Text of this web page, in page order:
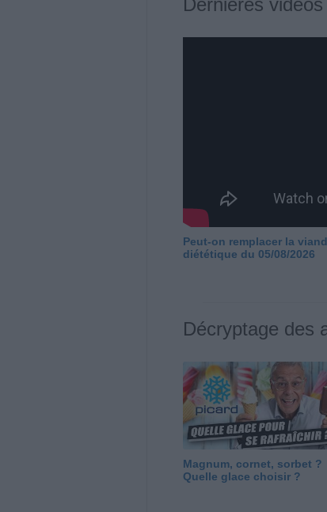
Peut-on remplacer la
diététique du 05/08/2026
Décryptage des
Magnum, cornet, sorbet ?
Quelle glace choisir ?